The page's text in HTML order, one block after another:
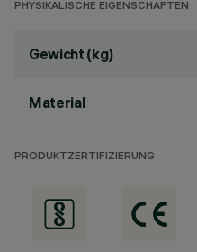
PHYSIKALISCHE EIGENSCHAFTEN
Gewicht (kg)
Material
PRODUKTZERTIFIZIERUNG